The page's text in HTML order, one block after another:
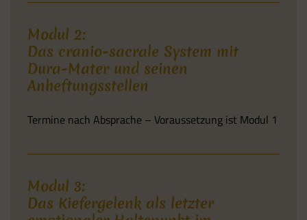
Modul 2:
Das cranio-sacrale System mit
Dura-Mater und seinen
Anheftungsstellen
Termine nach Absprache – Voraussetzung ist Modul 1
Modul 3:
Das Kiefergelenk als letzter